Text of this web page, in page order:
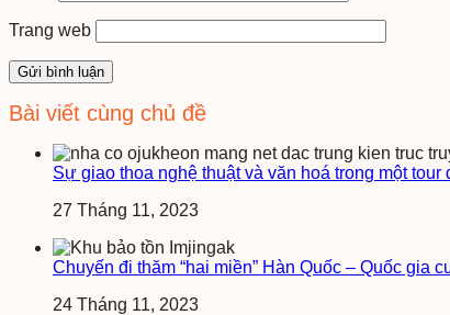
Trang web
Bài viết cùng chủ đề
Sự giao thoa nghệ thuật và văn hoá trong một tour
27 Tháng 11, 2023
Chuyến đi thăm “hai miền” Hàn Quốc – Quốc gia
24 Tháng 11, 2023